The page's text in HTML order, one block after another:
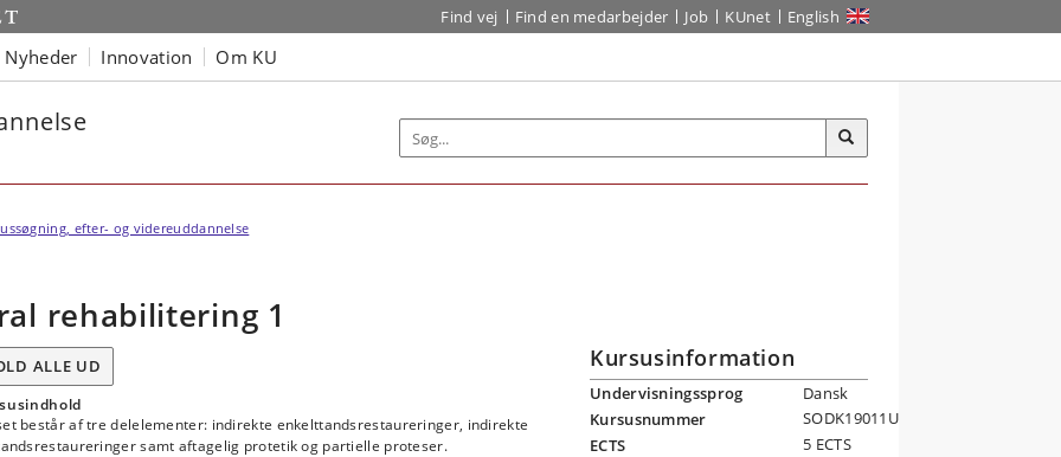
Find vej Find en medarbejder Job KUnet English
Nyheder Innovation Om KU
efter- og videreuddannelse
rehabilitering 1
ALLE UD
består af tre delelementer: indirekte enkelttandsrestaureringer, indirekte
samt aftagelig protetik og partielle proteser.
Kursusinformation
Undervisningssprog
Dansk
Kursusnummer
SODK19011U
ECTS
5 ECTS